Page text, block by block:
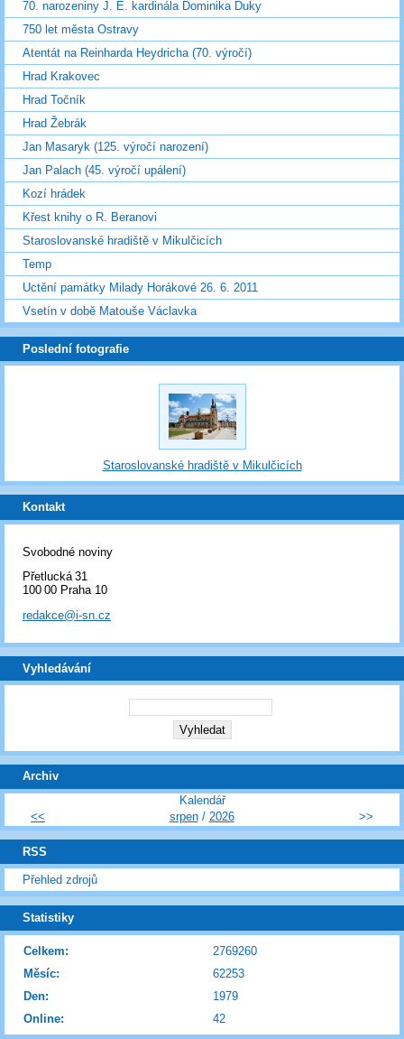
70. narozeniny J. E. kardinála Dominika Duky
750 let města Ostravy
Atentát na Reinharda Heydricha (70. výročí)
Hrad Krakovec
Hrad Točník
Hrad Žebrák
Jan Masaryk (125. výročí narození)
Jan Palach (45. výročí upálení)
Kozí hrádek
Křest knihy o R. Beranovi
Staroslovanské hradiště v Mikulčicích
Temp
Uctění památky Milady Horákové 26. 6. 2011
Vsetín v době Matouše Václavka
Poslední fotografie
Staroslovanské hradiště v Mikulčicích
Kontakt
Svobodné noviny
Přetlucká 31
100 00 Praha 10
redakce@i-sn.cz
Vyhledávání
Archiv
Kalendář
<<
srpen/ 2026 >>
RSS
Přehled zdrojů
Statistiky
Online: 42
Celkem:
2769260
Měsíc:
62253
Den:
1979